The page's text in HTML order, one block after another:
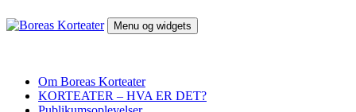
til
Menu og widgets
Om Boreas Korteater
KORTEATER – HVA ER DET?